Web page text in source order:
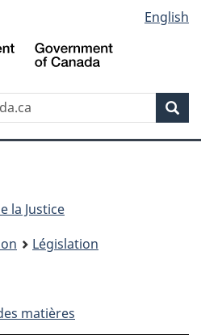
au
contenu
propos
de
la
HTML
simplifiée
English
la Justice
Législation
matières